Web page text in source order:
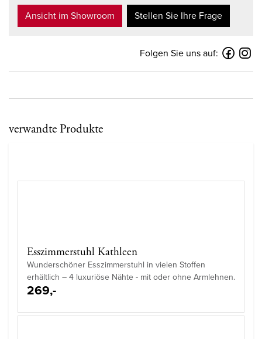
Ansicht im Showroom Stellen Sie Ihre Frage
Folgen Sie uns auf:
verwandte Produkte
Esszimmerstuhl Kathleen
Wunderschöner Esszimmerstuhl in vielen Stoffen
erhältlich – 4 luxuriöse Nähte - mit oder ohne Armlehnen.
269,-